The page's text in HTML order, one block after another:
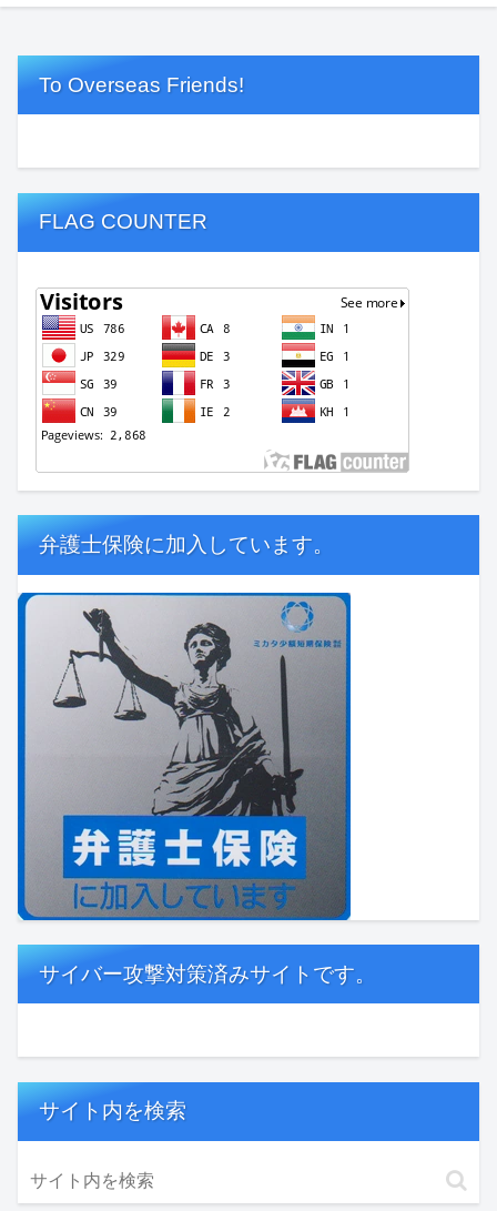
To Overseas Friends!
FLAG COUNTER
弁護士保険に加入しています。
サイバー攻撃対策済みサイトです。
サイト内を検索